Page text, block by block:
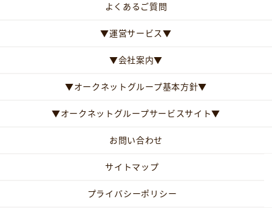
よくあるご質問
▼運営サービス▼
▼会社案内▼
▼オークネットグループ基本方針▼
▼オークネットグループサービスサイト▼
お問い合わせ
サイトマップ
プライバシーポリシー